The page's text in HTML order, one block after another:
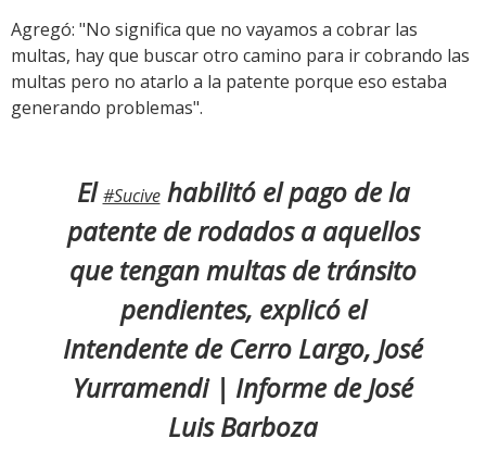
Agregó: "No significa que no vayamos a cobrar las
multas, hay que buscar otro camino para ir cobrando las
multas pero no atarlo a la patente porque eso estaba
generando problemas".
El#Sucivehabilitó el pago de la
patente de rodados a aquellos
que tengan multas de tránsito
pendientes, explicó el
Intendente de Cerro Largo, José
Yurramendi | Informe de José
Luis Barboza